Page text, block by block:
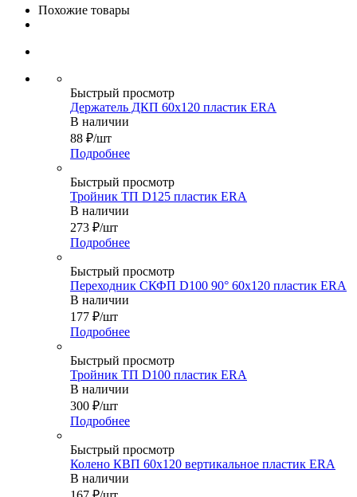
Похожие товары
Быстрый просмотр
Держатель ДКП 60х120 пластик ERA
В наличии
88 ₽/шт
Подробнее
Быстрый просмотр
Тройник ТП D125 пластик ERA
В наличии
273 ₽/шт
Подробнее
Быстрый просмотр
Переходник СКФП D100 90° 60х120 пластик ERA
В наличии
177 ₽/шт
Подробнее
Быстрый просмотр
Тройник ТП D100 пластик ERA
В наличии
300 ₽/шт
Подробнее
Быстрый просмотр
Колено КВП 60х120 вертикальное пластик ERA
В наличии